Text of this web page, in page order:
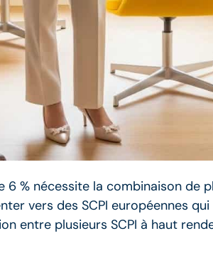
% nécessite la combinaison de
vers des SCPI européennes
entre plusieurs SCPI à haut